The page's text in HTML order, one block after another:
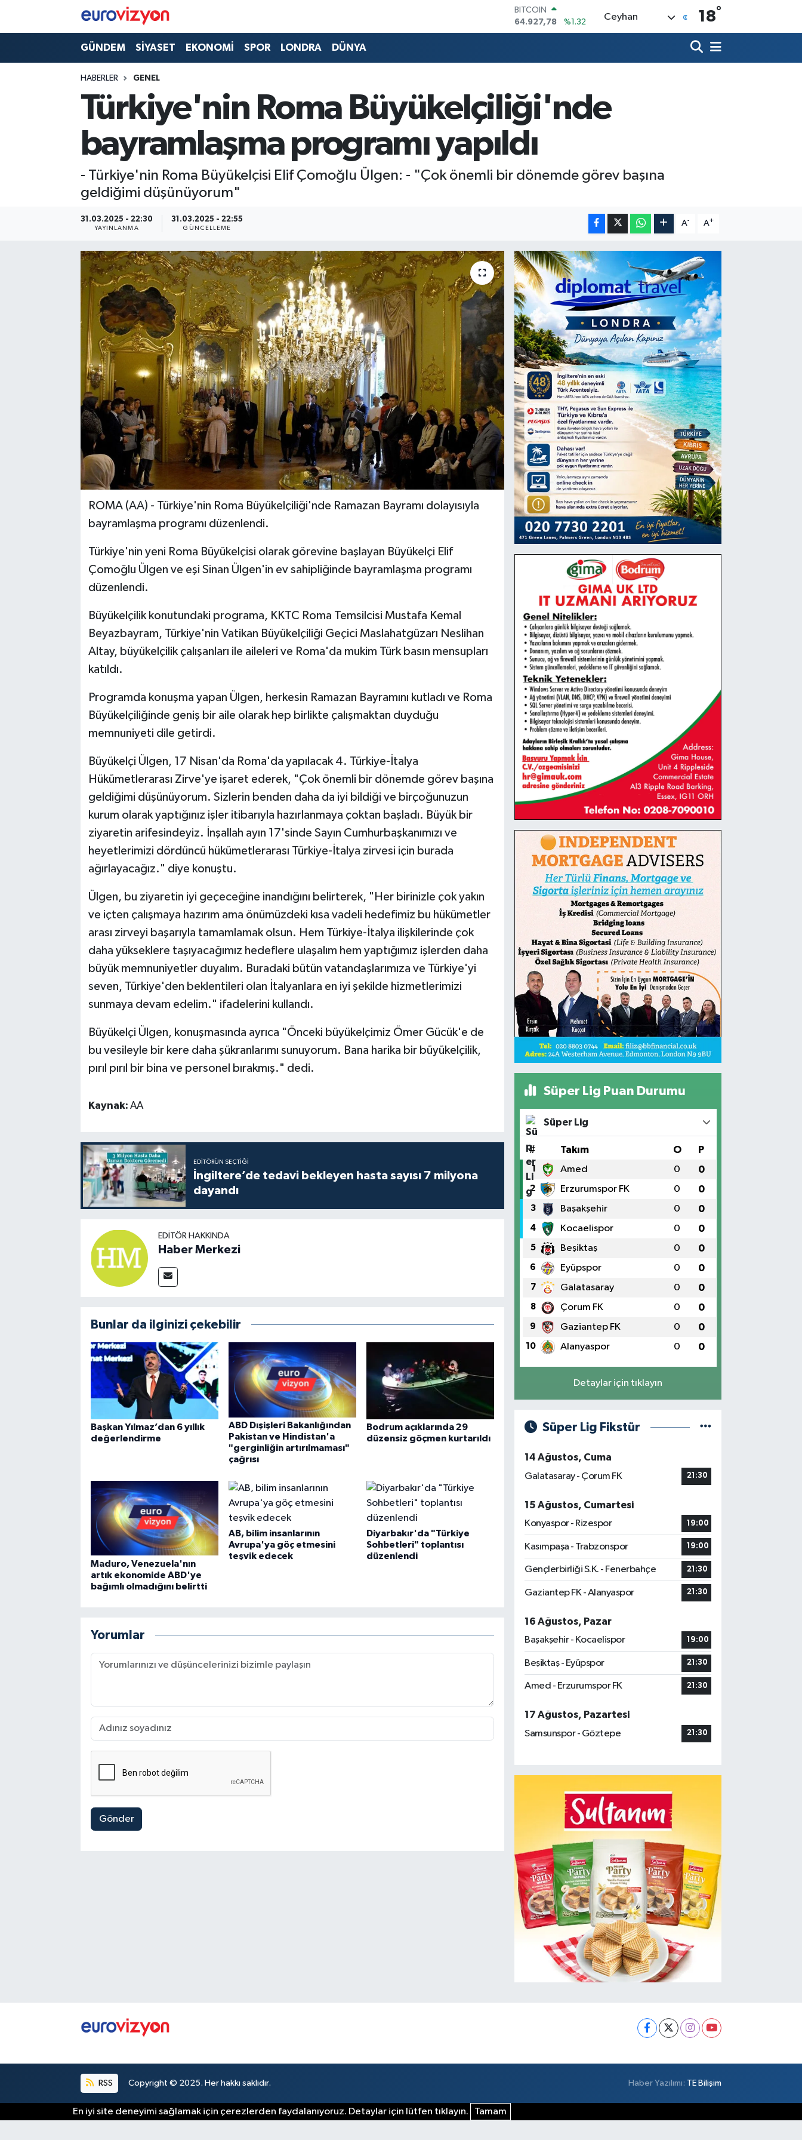
DOLAR
47,5894
%0.08
EURO
6527.85
BİST100
13.703
%11
BITCOIN
64.927,78
Ceyhan 18°
GÜNDEM SİYASET EKONOMİ SPOR LONDRA DÜNYA
HABERLER GENEL
Türkiye'nin Roma Büyükelçiliği'nde
bayramlaşma programı yapıldı
- Türkiye'nin Roma Büyükelçisi Elif Çomoğlu Ülgen: - "Çok önemli bir dönemde görev başına
geldiğimi düşünüyorum"
31.03.2025 - 22:30
YAYINLANMA
31.03.2025 - 22:55
GÜNCELLEME
A- A+
ROMA (AA) - Türkiye'nin Roma Büyükelçiliği'nde Ramazan Bayramı dolayısıyla
bayramlaşma programı düzenlendi.
Türkiye'nin yeni Roma Büyükelçisi olarak görevine başlayan Büyükelçi Elif
Çomoğlu Ülgen ve eşi Sinan Ülgen'in ev sahipliğinde bayramlaşma programı
düzenlendi.
Büyükelçilik konutundaki programa, KKTC Roma Temsilcisi Mustafa Kemal
Beyazbayram, Türkiye'nin Vatikan Büyükelçiliği Geçici Maslahatgüzarı Neslihan
Altay, büyükelçilik çalışanları ile aileleri ve Roma'da mukim Türk basın mensupları
katıldı.
Programda konuşma yapan Ülgen, herkesin Ramazan Bayramını kutladı ve Roma
Büyükelçiliğinde geniş bir aile olarak hep birlikte çalışmaktan duyduğu
memnuniyeti dile getirdi.
Büyükelçi Ülgen, 17 Nisan'da Roma'da yapılacak 4. Türkiye-İtalya
Hükümetlerarası Zirve'ye işaret ederek, "Çok önemli bir dönemde görev başına
geldiğimi düşünüyorum. Sizlerin benden daha da iyi bildiği ve birçoğunuzun
kurum olarak yaptığınız işler itibarıyla hazırlanmaya çoktan başladı. Büyük bir
ziyaretin arifesindeyiz. İnşallah ayın 17'sinde Sayın Cumhurbaşkanımızı ve
heyetlerimizi dördüncü hükümetlerarası Türkiye-İtalya zirvesi için burada
ağırlayacağız." diye konuştu.
Ülgen, bu ziyaretin iyi geçeceğine inandığını belirterek, "Her birinizle çok yakın
ve içten çalışmaya hazırım ama önümüzdeki kısa vadeli hedefimiz bu hükümetler
arası zirveyi başarıyla tamamlamak olsun. Hem Türkiye-İtalya ilişkilerinde çok
daha yükseklere taşıyacağımız hedeflere ulaşalım hem yaptığımız işlerden daha
büyük memnuniyetler duyalım. Buradaki bütün vatandaşlarımıza ve Türkiye'yi
seven, Türkiye'den beklentileri olan İtalyanlara en iyi şekilde hizmetlerimizi
sunmaya devam edelim." ifadelerini kullandı.
Büyükelçi Ülgen, konuşmasında ayrıca "Önceki büyükelçimiz Ömer Gücük'e de
bu vesileyle bir kere daha şükranlarımı sunuyorum. Bana harika bir büyükelçilik,
pırıl pırıl bir bina ve personel bırakmış." dedi.
Kaynak: AA
EDITÖRÜN SEÇTIĞI
İngiltere’de tedavi bekleyen hasta sayısı 7 milyona
dayandı
EDITÖR HAKKINDA
Haber Merkezi
Bunlar da ilginizi çekebilir
Başkan Yılmaz’dan 6 yıllık
değerlendirme
ABD Dışişleri Bakanlığından
Pakistan ve Hindistan'a
"gerginliğin artırılmaması"
çağrısı
Bodrum açıklarında 29
düzensiz göçmen kurtarıldı
Maduro, Venezuela'nın
artık ekonomide ABD'ye
bağımlı olmadığını belirtti
AB, bilim insanlarının
Avrupa'ya göç etmesini
teşvik edecek
Diyarbakır'da "Türkiye
Sohbetleri" toplantısı
düzenlendi
Yorumlar
Gönder
Süper Lig Puan Durumu
Süper Lig
# Takım O P
1 Amed 0 0
2 Erzurumspor FK 0 0
3 Başakşehir 0 0
4 Kocaelispor 0 0
5 Beşiktaş 0 0
6 Eyüpspor 0 0
7 Galatasaray 0 0
8 Çorum FK 0 0
9 Gaziantep FK 0 0
10 Alanyaspor 0 0
Detaylar için tıklayın
Süper Lig Fikstür
14 Ağustos, Cuma
Galatasaray - Çorum FK
21:30
15 Ağustos, Cumartesi
Konyaspor - Rizespor
19:00
Kasımpaşa - Trabzonspor 19:00
Gençlerbirliği S.K. - Fenerbahçe 21:30
Gaziantep FK - Alanyaspor 21:30
16 Ağustos, Pazar
Başakşehir - Kocaelispor
19:00
Beşiktaş - Eyüpspor 21:30
Amed - Erzurumspor FK 21:30
17 Ağustos, Pazartesi
Samsunspor - Göztepe
21:30
RSS Copyright © 2025. Her hakkı saklıdır. Haber Yazılımı: TE Bilişim
En iyi site deneyimi sağlamak için çerezlerden faydalanıyoruz. Detaylar için lütfen tıklayın. Tamam